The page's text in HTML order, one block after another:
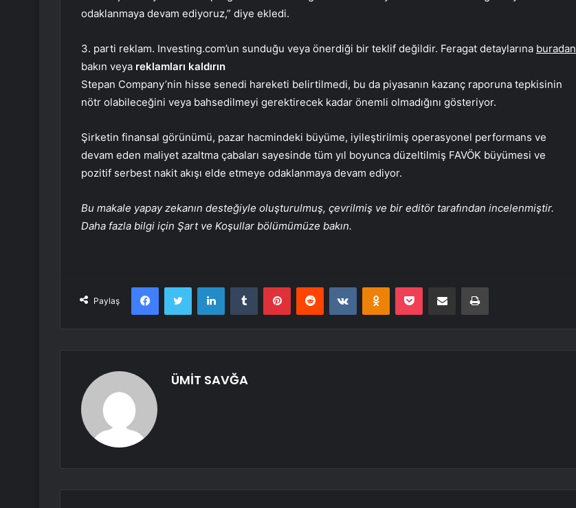
odaklanmaya devam ediyoruz,” diye ekledi.
3. parti reklam. Investing.com’un sunduğu veya önerdiği bir teklif değildir. Feragat detaylarına buradan
bakın veya reklamları kaldırın
Stepan Company’nin hisse senedi hareketi belirtilmedi, bu da piyasanın kazanç raporuna tepkisinin
nötr olabileceğini veya bahsedilmeyi gerektirecek kadar önemli olmadığını gösteriyor.
Şirketin finansal görünümü, pazar hacmindeki büyüme, iyileştirilmiş operasyonel performans ve
devam eden maliyet azaltma çabaları sayesinde tüm yıl boyunca düzeltilmiş FAVÖK büyümesi ve
pozitif serbest nakit akışı elde etmeye odaklanmaya devam ediyor.
Bu makale yapay zekanın desteğiyle oluşturulmuş, çevrilmiş ve bir editör tarafından incelenmiştir.
Daha fazla bilgi için Şart ve Koşullar bölümümüze bakın.
Paylaş
FacebookTwitter LinkedInTumblr PinterestReddit VKontakteOdnoklassniki
Pocket E-Posta ile paylaş Yazdır
ÜMİT SAVĞA